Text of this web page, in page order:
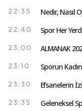
22:35 Nedir, Nasıl
22:40 Spor Her
23:00 ALMANAK
23:10 Sporun
23:30 Efsanelerin
23:35 Geleneksel